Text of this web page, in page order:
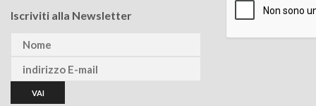
Iscriviti alla Newsletter